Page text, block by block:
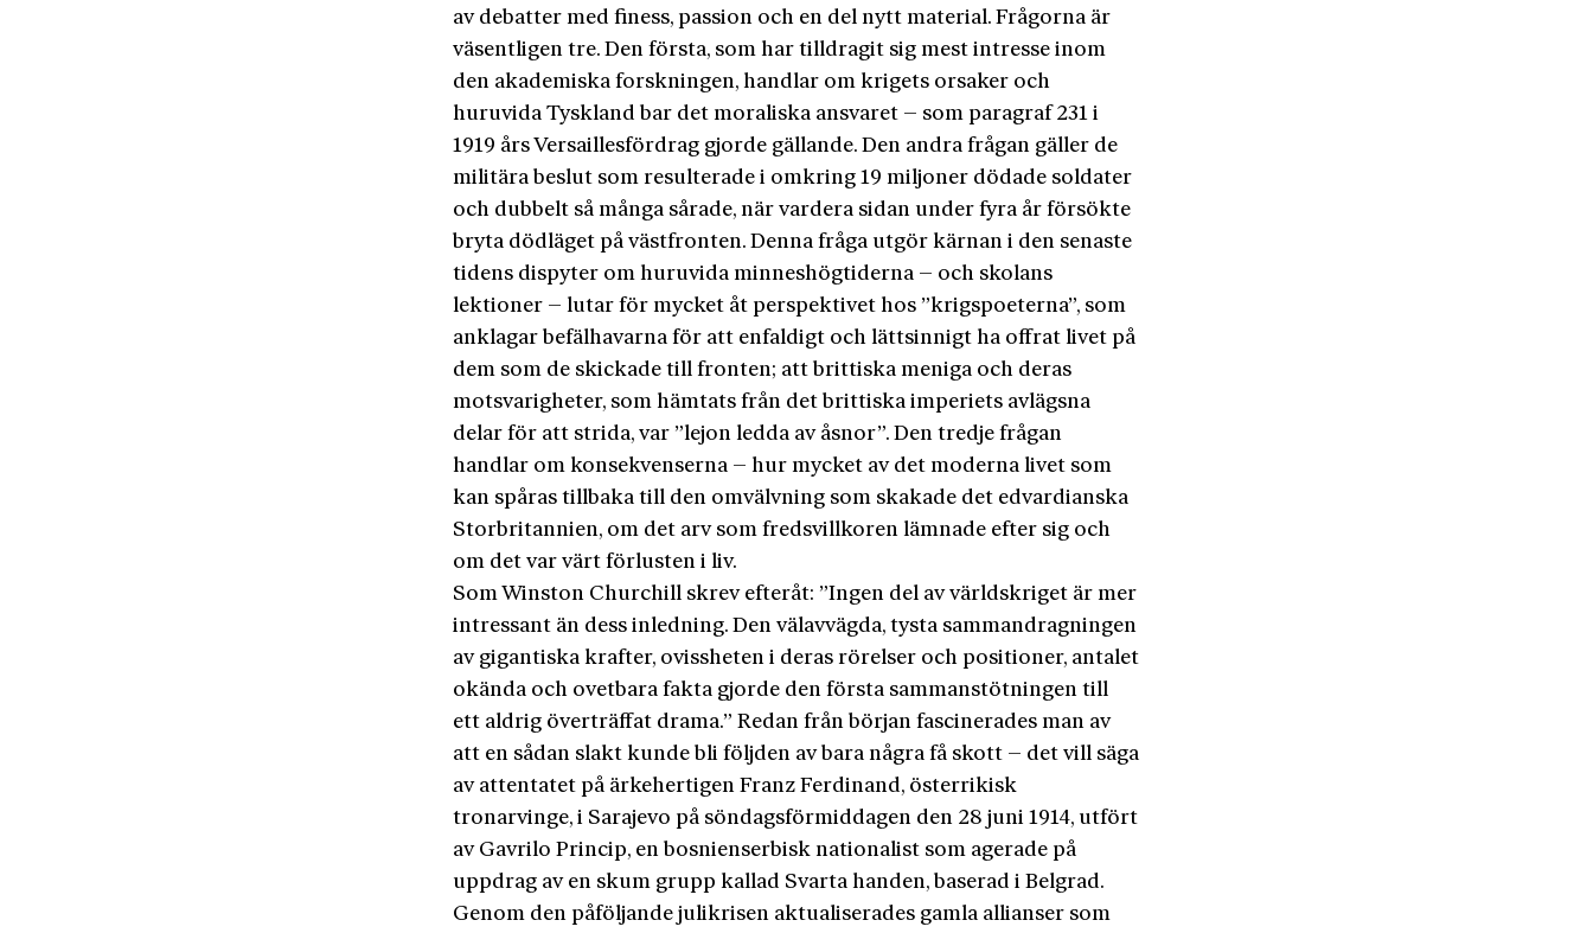
av debatter med finess, passion och en del nytt material. Frågorna är
väsentligen tre. Den första, som har tilldragit sig mest intresse inom
den akademiska forskningen, handlar om krigets orsaker och
huruvida Tyskland bar det moraliska ansvaret – som paragraf 231 i
1919 års Versaillesfördrag gjorde gällande. Den andra frågan gäller de
militära beslut som resulterade i omkring 19 miljoner dödade soldater
och dubbelt så många sårade, när vardera sidan under fyra år försökte
bryta dödläget på västfronten. Denna fråga utgör kärnan i den senaste
tidens dispyter om huruvida minneshögtiderna – och skolans
lektioner – lutar för mycket åt perspektivet hos ”krigspoeterna”, som
anklagar befälhavarna för att enfaldigt och lättsinnigt ha offrat livet på
dem som de skickade till fronten; att brittiska meniga och deras
motsvarigheter, som hämtats från det brittiska imperiets avlägsna
delar för att strida, var ”lejon ledda av åsnor”. Den tredje frågan
handlar om konsekvenserna – hur mycket av det moderna livet som
kan spåras tillbaka till den omvälvning som skakade det edvardianska
Storbritannien, om det arv som fredsvillkoren lämnade efter sig och
om det var värt förlusten i liv.
Som Winston Churchill skrev efteråt: ”Ingen del av världskriget är mer
intressant än dess inledning. Den välavvägda, tysta sammandragningen
av gigantiska krafter, ovissheten i deras rörelser och positioner, antalet
okända och ovetbara fakta gjorde den första sammanstötningen till
ett aldrig överträffat drama.” Redan från början fascinerades man av
att en sådan slakt kunde bli följden av bara några få skott – det vill säga
av attentatet på ärkehertigen Franz Ferdinand, österrikisk
tronarvinge, i Sarajevo på söndagsförmiddagen den 28 juni 1914, utfört
av Gavrilo Princip, en bosnienserbisk nationalist som agerade på
uppdrag av en skum grupp kallad Svarta handen, baserad i Belgrad.
Genom den påföljande julikrisen aktualiserades gamla allianser som